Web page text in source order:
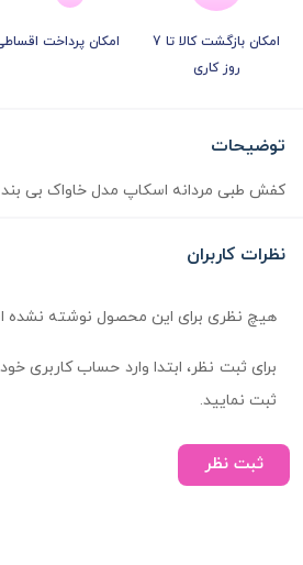
امکان بازگشت کالا تا 7
روز کاری
امکان پرداخت
توضیحات
کفش طبی مردانه اسکاپ مدل خاواک بی بند
نظرات کاربران
هیچ نظری برای این محصول نوشته نشده
برای ثبت نظر، ابتدا وارد حساب کاربری
ثبت نمایید.
ثبت نظر